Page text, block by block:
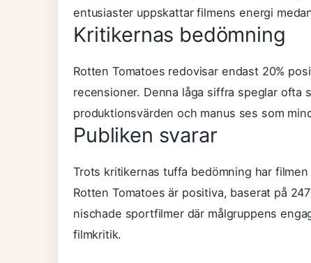
entusiaster uppskattar filmens energi
Kritikernas bedömning
Rotten Tomatoes redovisar endast 20%
recensioner. Denna låga siffra speglar
produktionsvärden och manus ses som
Publiken svarar
Trots kritikernas tuffa bedömning har
Rotten Tomatoes är positiva, baserat på
nischade sportfilmer där målgruppens
filmkritik.